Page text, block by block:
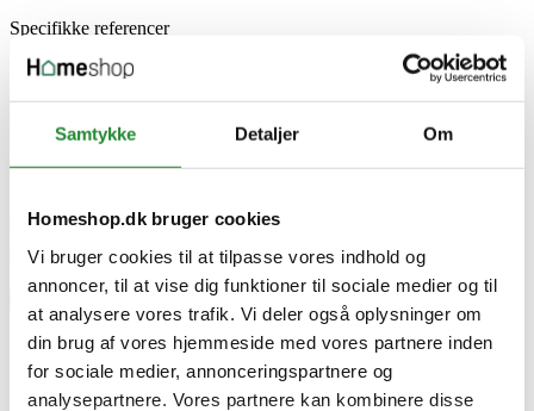
Samtykke Detaljer Om
Homeshop.dk bruger cookies
Vi bruger cookies til at tilpasse vores indhold og
annoncer, til at vise dig funktioner til sociale medier og til
at analysere vores trafik. Vi deler også oplysninger om
din brug af vores hjemmeside med vores partnere inden
for sociale medier, annonceringspartnere og
analysepartnere. Vores partnere kan kombinere disse
Specifikke referencer
Lev. varenr.
5707692007113
5707692007113
Skriv produktanmeldelse
Ingen kundeanmeldelser for øjeblikket
Unidrain Sampak Linje 800 Mm. Lodret Udløb 75mm